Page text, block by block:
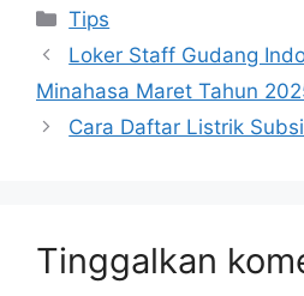
Kategori
Tips
Loker Staff Gudang
Minahasa Maret Tahun
Cara Daftar Listrik
Tinggalkan